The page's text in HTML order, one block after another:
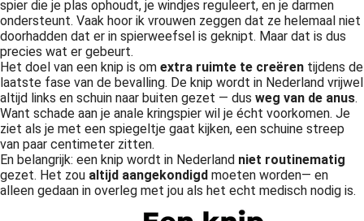
spier die je plas ophoudt, je windjes reguleert, en je darmen
ondersteunt. Vaak hoor ik vrouwen zeggen dat ze helemaal niet
doorhadden dat er in spierweefsel is geknipt. Maar dat is dus
precies wat er gebeurt.
Het doel van een knip is om extra ruimte te creëren tijdens de
laatste fase van de bevalling. De knip wordt in Nederland vrijwel
altijd links en schuin naar buiten gezet — dus weg van de anus.
Want schade aan je anale kringspier wil je écht voorkomen. Je
ziet als je met een spiegeltje gaat kijken, een schuine streep
van paar centimeter zitten.
En belangrijk: een knip wordt in Nederland niet routinematig
gezet. Het zou altijd aangekondigd moeten worden— en
alleen gedaan in overleg met jou als het echt medisch nodig is.